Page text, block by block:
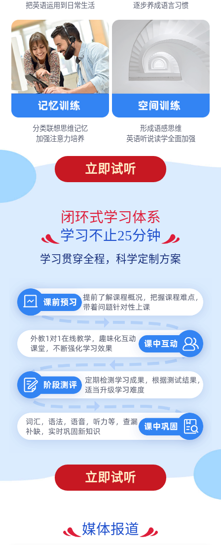
把英语运用到日常生活
逐步养成语言习惯
分类联想思维记忆
加强注意力培养
形成语感思维
英语听说读学全面加强
立即试听
闭环式学习体系
学习不止25分钟
学习贯穿全程，科学定制方案
立即试听
媒体报道